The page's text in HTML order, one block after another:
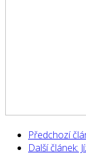
Předchozí
Další článek: